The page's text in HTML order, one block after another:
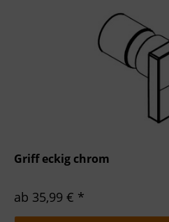
Griff eckig chrom
ab 35,99 € *